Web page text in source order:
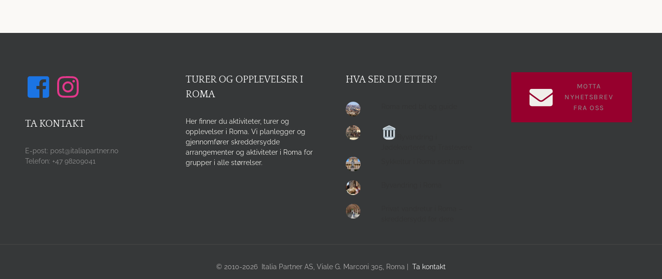
TA KONTAKT
E-post: post@italiapartner.no
Telefon: +47 98209041
TURER OG OPPLEVELSER I
ROMA
Her finner du aktiviteter, turer og
opplevelser i Roma. Vi planlegger og
gjennomfører skreddersydde
arrangementer og aktiviteter i Roma for
grupper i alle størrelser.
HVA SER DU ETTER?
MOTTA
NYHETSBREV
FRA OSS
© 2010-2026 Italia Partner AS, Viale G. Marconi 305, Roma | Ta kontakt